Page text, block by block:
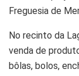
Freguesia de
No recinto da
venda de
bôlas, bolos,